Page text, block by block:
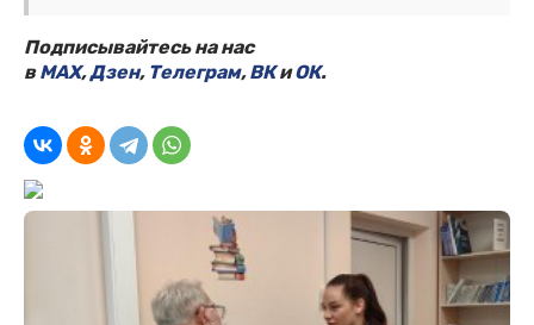
Подписывайтесь на нас
вMAX,Дзен, Телеграм,ВКиОК.